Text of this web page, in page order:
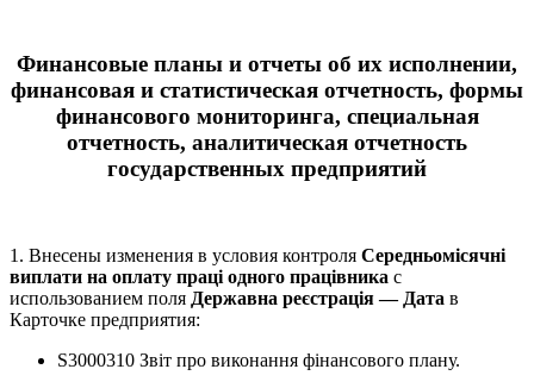
Финансовые планы и отчеты об их исполнении,
финансовая и статистическая отчетность, формы
финансового мониторинга, специальная
отчетность, аналитическая отчетность
государственных предприятий
1. Внесены изменения в условия контроля Середньомісячні
виплати на оплату праці одного працівника с
использованием поля Державна реєстрація — Дата в
Карточке предприятия:
S3000310 Звіт про виконання фінансового плану.